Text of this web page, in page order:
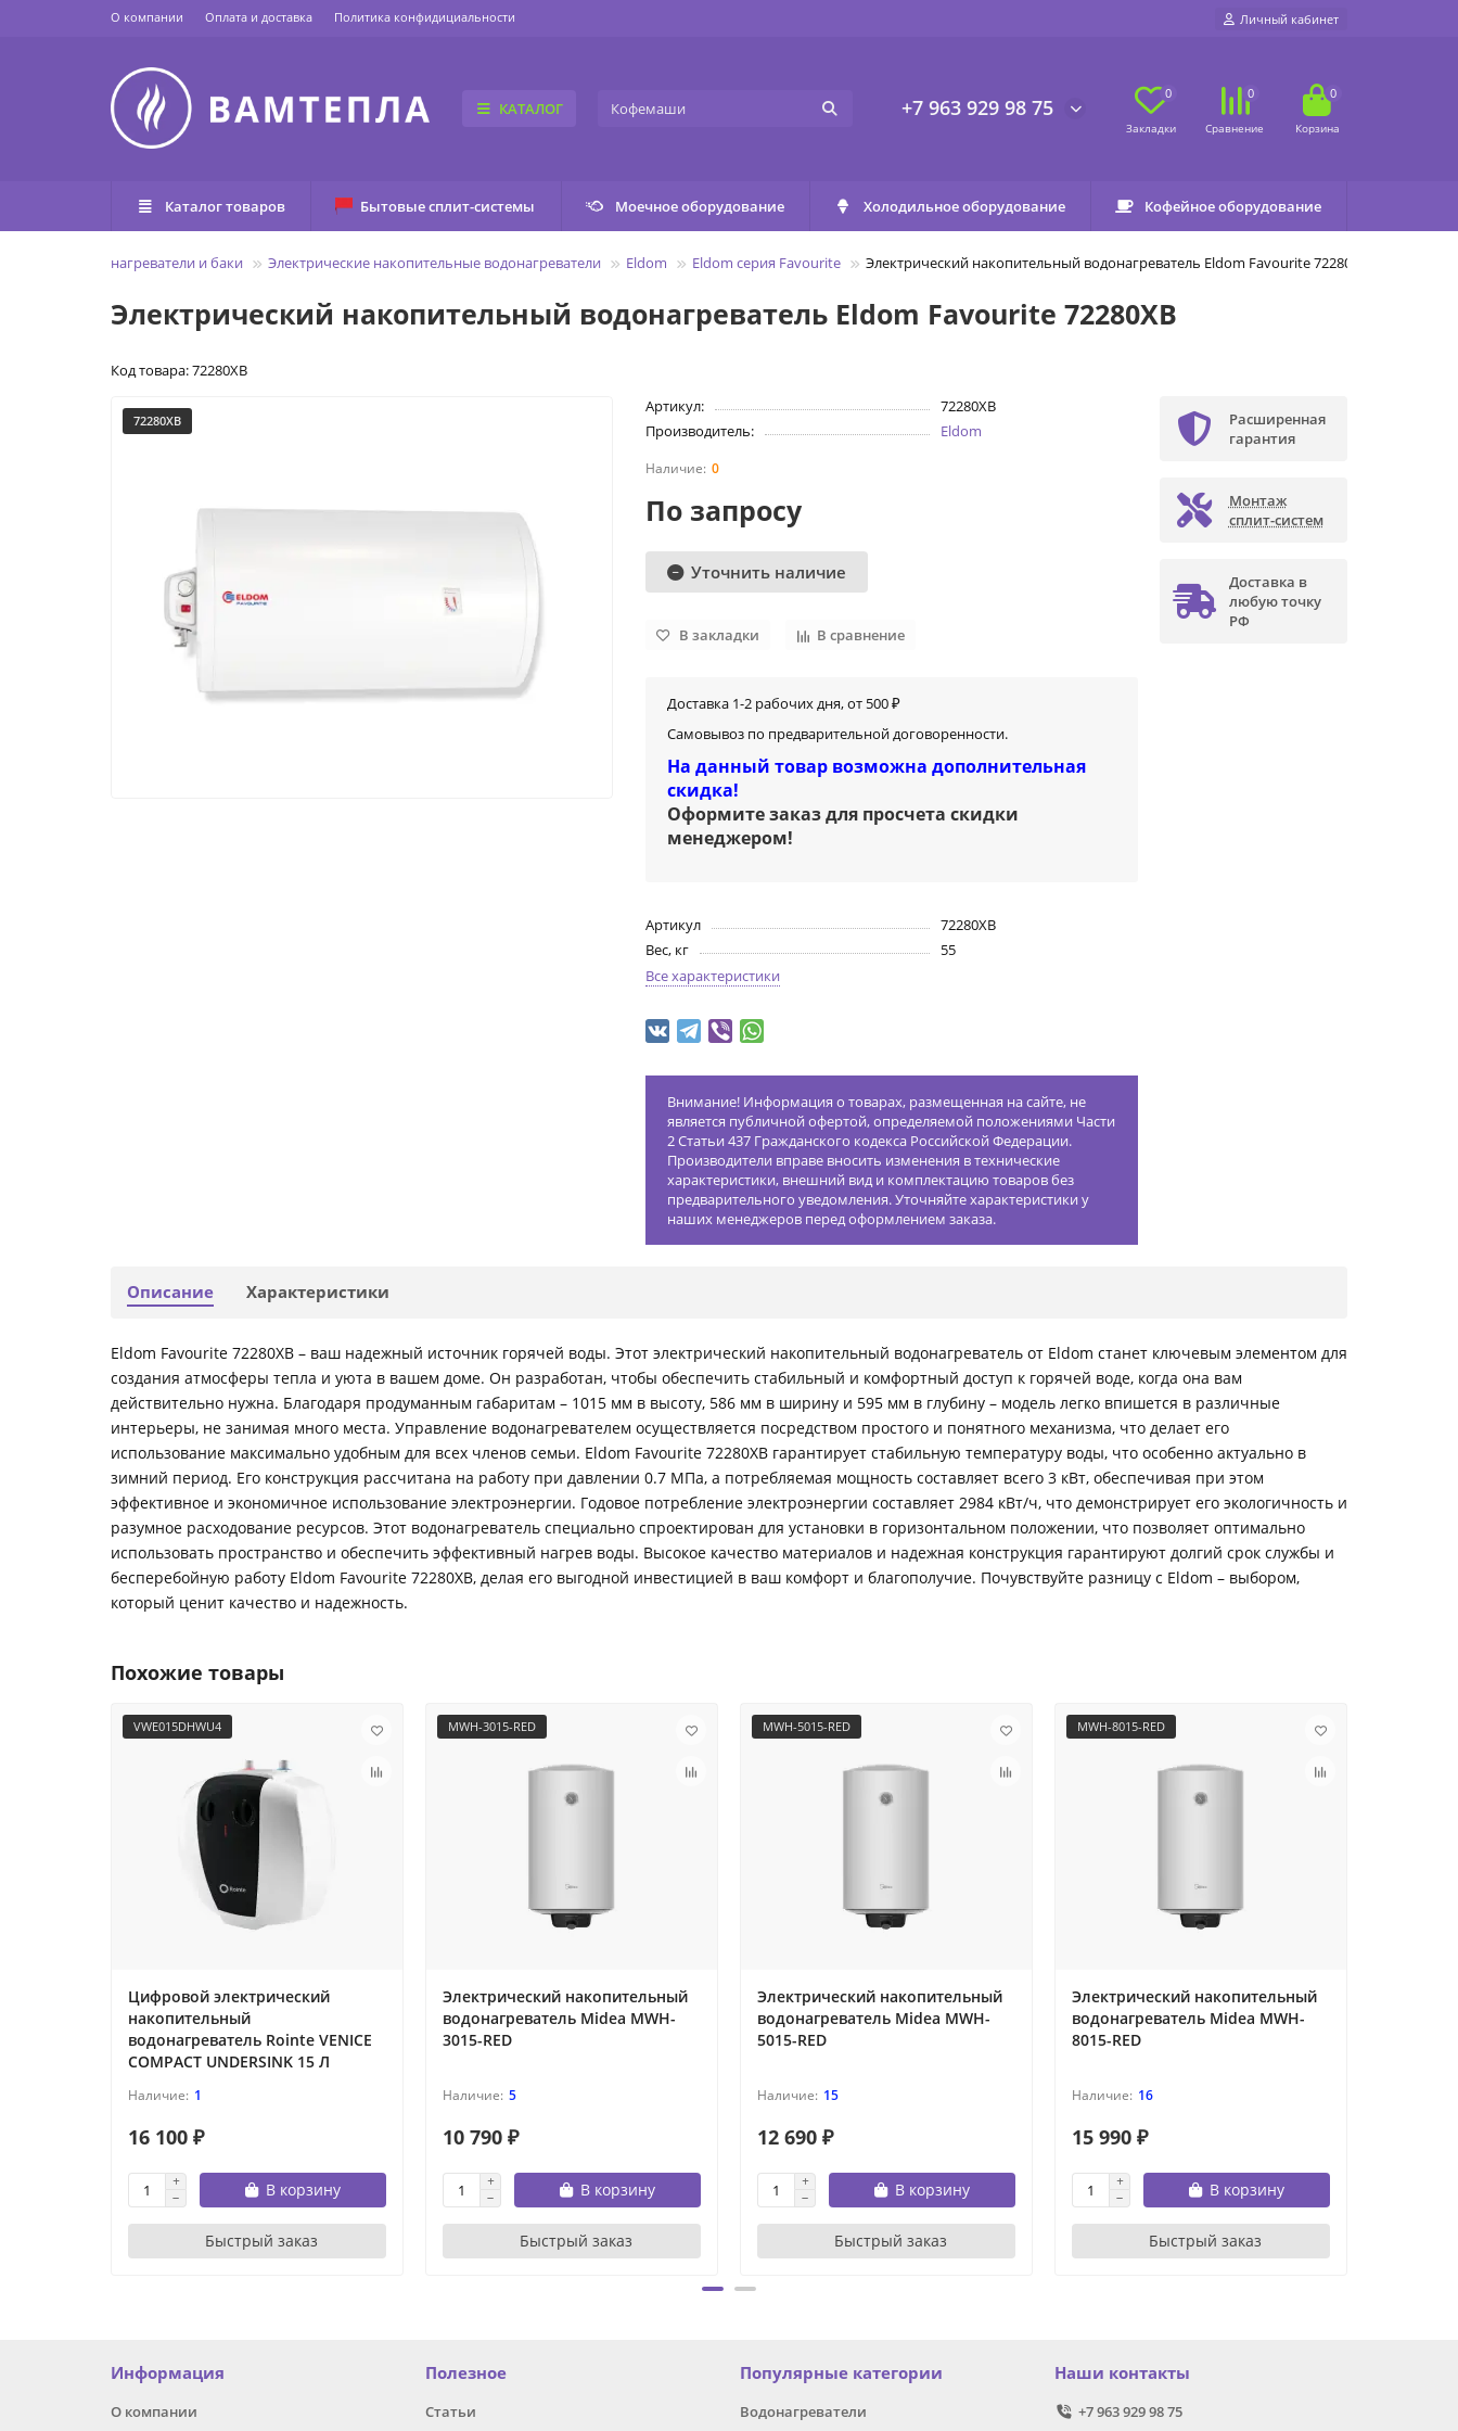
О компании Оплата и доставка Политика конфидициальности Личный кабинет
КАТАЛОГ +7 963 929 98 75
0 0 0
Каталог товаров Бытовые сплит-системы Моечное оборудование Холодильное оборудование Кофейное оборудование
Водонагреватели и баки Электрические накопительные водонагреватели Eldom Eldom серия Favourite Электрический накопительный водонагреватель Eldom Favourite 72280XB
Электрический накопительный водонагреватель Eldom Favourite 72280XB
Код товара: 72280XB
72280XB
Артикул:
72280XB
Производитель:
Eldom
0
По запросу
Уточнить наличие
В закладки В сравнение
Доставка 1-2 рабочих дня, от 500 ₽
Самовывоз по предварительной договоренности.
На данный товар возможна дополнительная
скидка!
Оформите заказ для просчета скидки
менеджером!
Артикул
72280XB
Вес, кг
55
Все характеристики
Внимание! Информация о товарах, размещенная на сайте, не
является публичной офертой, определяемой положениями Части
2 Статьи 437 Гражданского кодекса Российской Федерации.
Производители вправе вносить изменения в технические
характеристики, внешний вид и комплектацию товаров без
предварительного уведомления. Уточняйте характеристики у
наших менеджеров перед оформлением заказа.
Расширенная
гарантия
Монтаж
сплит-систем
Доставка в
любую точку
РФ
Описание Характеристики
Eldom Favourite 72280XB – ваш надежный источник горячей воды. Этот электрический накопительный водонагреватель от Eldom станет ключевым элементом для
создания атмосферы тепла и уюта в вашем доме. Он разработан, чтобы обеспечить стабильный и комфортный доступ к горячей воде, когда она вам
действительно нужна. Благодаря продуманным габаритам – 1015 мм в высоту, 586 мм в ширину и 595 мм в глубину – модель легко впишется в различные
интерьеры, не занимая много места. Управление водонагревателем осуществляется посредством простого и понятного механизма, что делает его
использование максимально удобным для всех членов семьи. Eldom Favourite 72280XB гарантирует стабильную температуру воды, что особенно актуально в
зимний период. Его конструкция рассчитана на работу при давлении 0.7 МПа, а потребляемая мощность составляет всего 3 кВт, обеспечивая при этом
эффективное и экономичное использование электроэнергии. Годовое потребление электроэнергии составляет 2984 кВт/ч, что демонстрирует его экологичность и
разумное расходование ресурсов. Этот водонагреватель специально спроектирован для установки в горизонтальном положении, что позволяет оптимально
использовать пространство и обеспечить эффективный нагрев воды. Высокое качество материалов и надежная конструкция гарантируют долгий срок службы и
бесперебойную работу Eldom Favourite 72280XB, делая его выгодной инвестицией в ваш комфорт и благополучие. Почувствуйте разницу с Eldom – выбором,
который ценит качество и надежность.
Похожие товары
VWE015DHWU4
Цифровой электрический
накопительный
водонагреватель Rointe VENICE
COMPACT UNDERSINK 15 Л
1
16 100 ₽
В корзину
Быстрый заказ
MWH-3015-RED
Электрический накопительный
водонагреватель Midea MWH-
3015-RED
5
10 790 ₽
В корзину
Быстрый заказ
MWH-5015-RED
Электрический накопительный
водонагреватель Midea MWH-
5015-RED
15
12 690 ₽
В корзину
Быстрый заказ
MWH-8015-RED
Электрический накопительный
водонагреватель Midea MWH-
8015-RED
16
15 990 ₽
В корзину
Быстрый заказ
Информация
О компании
Полезное
Статьи
Популярные категории
Водонагреватели
Наши контакты
+7 963 929 98 75